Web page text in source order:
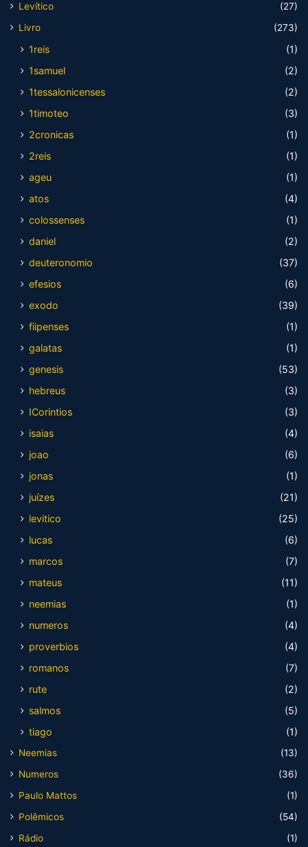
Levítico
(27)
Livro
(273)
1reis
(1)
1samuel
(2)
1tessalonicenses
(2)
1timoteo
(3)
2cronicas
(1)
2reis
(1)
ageu
(1)
atos
(4)
colossenses
(1)
daniel
(2)
deuteronomio
(37)
efesios
(6)
exodo
(39)
fiipenses
(1)
galatas
(1)
genesis
(53)
hebreus
(3)
ICorintios
(3)
isaias
(4)
joao
(6)
jonas
(1)
juízes
(21)
levitico
(25)
lucas
(6)
marcos
(7)
mateus
(11)
neemias
(1)
numeros
(4)
proverbios
(4)
romanos
(7)
rute
(2)
salmos
(5)
tiago
(1)
Neemias
(13)
Numeros
(36)
Paulo Mattos
(1)
Polêmicos
(54)
Rádio
(1)